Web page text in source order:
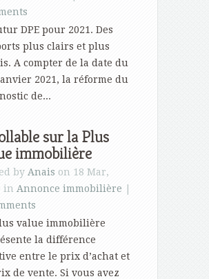
DPE pour 2021. Des
plus clairs et plus
A compter de la date du
2021, la réforme du
de...
sur la Plus
immobilière
by Anais on 18 Mar,
in Annonce immobilière
value immobilière
la différence
entre le prix d’achat et
de vente. Si vous avez